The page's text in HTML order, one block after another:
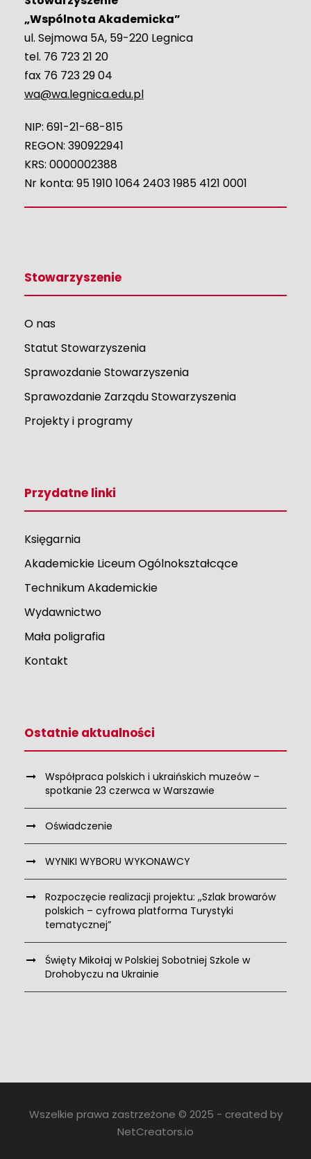
„Wspólnota Akademicka”
ul. Sejmowa 5A, 59-220 Legnica
tel. 76 723 21 20
fax 76 723 29 04
wa@wa.legnica.edu.pl
NIP: 691-21-68-815
REGON: 390922941
KRS: 0000002388
Nr konta: 95 1910 1064 2403 1985 4121 0001
Stowarzyszenie
O nas
Statut Stowarzyszenia
Sprawozdanie Stowarzyszenia
Sprawozdanie Zarządu Stowarzyszenia
Projekty i programy
Przydatne linki
Księgarnia
Akademickie Liceum Ogólnokształcące
Technikum Akademickie
Wydawnictwo
Mała poligrafia
Kontakt
Ostatnie aktualności
Współpraca polskich i ukraińskich muzeów –
spotkanie 23 czerwca w Warszawie
Oświadczenie
WYNIKI WYBORU WYKONAWCY
Rozpoczęcie realizacji projektu: ,,Szlak browarów
polskich – cyfrowa platforma Turystyki
tematycznej”
Święty Mikołaj w Polskiej Sobotniej Szkole w
Drohobyczu na Ukrainie
Wszelkie prawa zastrzeżone © 2025 - created by
NetCreators.io